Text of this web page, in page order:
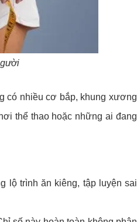
có nhiều cơ bắp, khung xương
thể thao hoặc những ai đang
lộ trình ăn kiêng, tập luyện sai